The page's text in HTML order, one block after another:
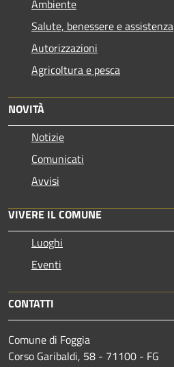
Ambiente
Salute, benessere e assistenza
Autorizzazioni
Agricoltura e pesca
NOVITÀ
Notizie
Comunicati
Avvisi
VIVERE IL COMUNE
Luoghi
Eventi
CONTATTI
Comune di Foggia
Corso Garibaldi, 58 - 71100 - FG